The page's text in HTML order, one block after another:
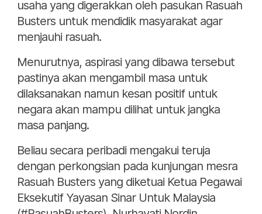
usaha yang digerakkan oleh pasukan Rasuah
Busters untuk mendidik masyarakat agar
menjauhi rasuah.
Menurutnya, aspirasi yang dibawa tersebut
pastinya akan mengambil masa untuk
dilaksanakan namun kesan positif untuk
negara akan mampu dilihat untuk jangka
masa panjang.
Beliau secara peribadi mengakui teruja
dengan perkongsian pada kunjungan mesra
Rasuah Busters yang diketuai Ketua Pegawai
Eksekutif Yayasan Sinar Untuk Malaysia